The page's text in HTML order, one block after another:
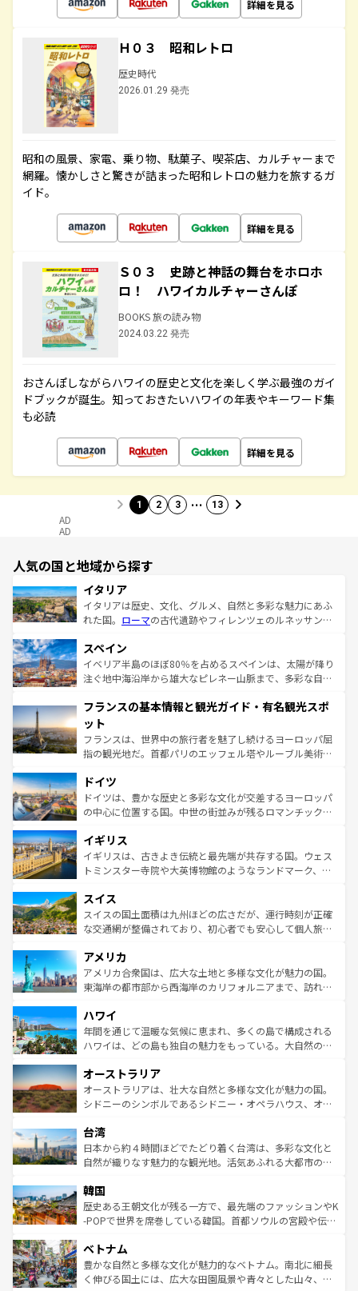
詳細を見る
Ｈ０３ 昭和レトロ
歴史時代
2026.01.29 発売
昭和の風景、家電、乗り物、駄菓子、喫茶店、カルチャーまで
網羅。懐かしさと驚きが詰まった昭和レトロの魅力を旅するガ
イド。
詳細を見る
Ｓ０３ 史跡と神話の舞台をホロホ
ロ！ ハワイカルチャーさんぽ
BOOKS 旅の読み物
2024.03.22 発売
おさんぽしながらハワイの歴史と文化を楽しく学ぶ最強のガイ
ドブックが誕生。知っておきたいハワイの年表やキーワード集
も必読
詳細を見る
1 2 3 … 13
AD
AD
人気の国と地域から探す
イタリア
イタリアは歴史、文化、グルメ、自然と多彩な魅力にあふ
れた国。 ローマの古代遺跡やフィレンツェのルネッサンス
ろん、トスカーナの美しい田園風景やアマルフィ海岸の絶
景など、自然景観も見逃せない。観光の合間には、本場の
ピザやパスタなど、絶品のイタリア料理を堪能することも
ませてくれるイタリアで、忘れられない旅をしてみよう！
なお、新着のイタリア情報は
しい。
スペイン
イベリア半島のほぼ80％を占めるスペインは、太陽が降り
注ぐ地中海沿岸から雄大なピレネー山脈まで、多彩な自然
文化が根付くこの国では、情熱的なフラメンコ、熱気あふ
れる闘牛、そして美味しいタパスが生活の一部となってい
る。首都マドリードの洗練された雰囲気や、バルセロナの
アートに溢れた街角から、地方では古代ローマ遺跡や中世
せる。地方によって風土や気候が異なるスペインはその個
性で訪れる人を魅了する。 なお、新着のスペイン情報は コ
ンテンツ一覧を参照してほしい。
フランスの基本情報と観光ガイド・有名観光スポ
ット
フランスは、世界中の旅行者を魅了し続けるヨーロッパ屈
指の観光地だ。首都パリのエッフェル塔やルーブル美術館
で、幅広い魅力が詰まっている。華麗な宮殿、歴史的な大
聖堂、美しいビーチ、そして豊かな自然が、訪れる者を心
から魅了する。また、フランスは美食の国としても知ら
いる。シャンパンの発祥地であるランス、プロヴァンスの
香り高いラベンダー畑など、多彩な楽しみ方が可能だ。さ
らに、パリ以外の地域にも魅力が溢れており、どの街角に
れる地方に足を運ぶとそれぞれで全く異なる文化を体験で
きるだろう。 なお、新着のフランス情報はコンテンツ一覧
を参照してほしい。
ドイツ
ドイツは、豊かな歴史と多彩な文化が交差するヨーロッパ
の中心に位置する国。中世の街並みが残るロマンチック街
顔を持つこの国は、どこを歩いても飽きることがない。ベ
ルリンの文化的活気、バイエルン州のアルプスの絶景、そ
してライン川沿いのワイン畑といった風景は必見。ビール
は、お酒好きな人にはぜひ体験してほしい。 なお、新着の
ドイツ情報はコンテンツ一覧を参照してほしい。
イギリス
イギリスは、古きよき伝統と最先端が共存する国。ウェス
トミンスター寺院や大英博物館のようなランドマーク、歴
リアごとに異なる魅力がある。また、優雅なアフタヌーン
ティー、ビール好きにはたまらない英国パブ、サッカー観
戦など、本場だからこそできる体験も豊富。イギリスを旅
ンツ一覧を参照してほしい。
スイス
スイスの国土面積は九州ほどの広さだが、運行時刻が正確
な交通網が整備されており、初心者でも安心して個人旅行
の建物がそのまま残る町や、スイスならではのユニークな
博物館もあり、アルプス観光だけでなく町歩きも満喫する
ことができる。国民の所得が高いため物価も高いが、旅行
ば市内交通費無料で観光を楽しむこともできる。 なお、新
着のスイス情報はコンテンツ一覧 を参照してほしい。
アメリカ
アメリカ合衆国は、広大な土地と多様な文化が魅力の国。
東海岸の都市部から西海岸のカリフォルニアまで、訪れる
のような巨大都市は、観光、ショッピング、エンターテイ
ンメントが詰まった刺激的なスポットだ。一方、アメリカ
西部には大自然が広がり、グランドキャニオンやイエロー
部のニューオーリンズでは、音楽と美食が融合した独特の
文化が魅力。旅行者はアメリカの各地域で異なる魅力を楽
しみながら、その多様性と豊かな歴史を感じることができ
ならではの贅沢な旅のスタイルだ。 なお、新着のアメリカ
情報はコンテンツ一覧を参照してほしい。
ハワイ
年間を通じて温暖な気候に恵まれ、多くの島で構成される
ハワイは、どの島も独自の魅力をもっている。大自然の神
ワイ島は見逃せない。また、定番の観光地といえばオアフ
島だが、静かな自然を求めるならマウイ島やカウアイ島が
おすすめ。エメラルドグリーンに輝く海をはじめ、豊かな
れるおもてなしの心で訪れる人々を迎えてくれるハワイの
人々、おいしいローカルフードやハワイアンミュージッ
ク、伝統的なフラダンスなど、すべてがハワイの魅力を彩
ワイを、存分に味わってほしい。 なお、新着のハワイ情報
はコンテンツ一覧を参照してほしい。
オーストラリア
オーストラリアは、壮大な自然と多様な文化が魅力の国。
シドニーのシンボルであるシドニー・オペラハウス、オー
リアリーフや大陸中央部にそびえるウルル（エアーズロッ
ク）、タスマニアの美しい原生林やケアンズの熱帯雨林な
ど、見どころがたくさん。また、カフェやワイン、オージ
いる。アクティビティも充実しており、サーフィンやダイ
ビング、ハイキングなど、アウトドア好きにはたまらな
い。オーストラリアの多彩な魅力を存分に味わいつくそ
参照してほしい。
台湾
日本から約４時間ほどでたどり着く台湾は、多彩な文化と
自然が織りなす魅力的な観光地。活気あふれる大都市の台
ン）、静ひつな山岳地帯である台湾東部など、都市の喧騒
と山間の静けさが共存しており、訪れる人に新しい発見と
驚きをもたらしてくれる。また、奥深い台湾の食文化も魅
容にもいいと評判のスイーツなど、バラエティ豊かな料理
が味わえる。 なお、新着の台湾情報は コンテンツ一覧を参
照してほしい。
韓国
歴史ある王朝文化が残る一方で、最先端のファッションやK
-POPで世界を席巻している韓国。首都ソウルの宮殿や伝統
き、地方に足を延ばせば四季折々の自然美を楽しむことが
できる。そして、キムチや焼肉、絶品のストリートフード
まで、さまざまな韓国料理が待っている。夜には、韓国な
ベトナム
豊かな自然と多様な文化が魅力的なベトナム。南北に細長
く伸びる国土には、広大な田園風景や青々とした山々、世